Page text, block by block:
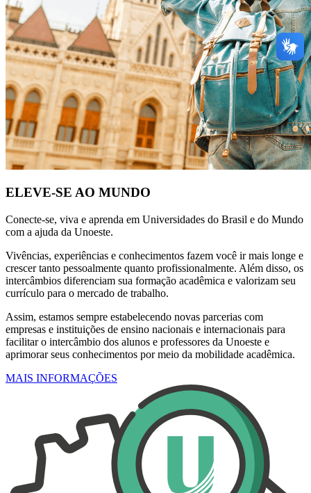
ELEVE-SE AO MUNDO
Conecte-se, viva e aprenda em Universidades do Brasil e do Mundo
com a ajuda da Unoeste.
Vivências, experiências e conhecimentos fazem você ir mais longe e
crescer tanto pessoalmente quanto profissionalmente. Além disso, os
intercâmbios diferenciam sua formação acadêmica e valorizam seu
currículo para o mercado de trabalho.
Assim, estamos sempre estabelecendo novas parcerias com
empresas e instituições de ensino nacionais e internacionais para
facilitar o intercâmbio dos alunos e professores da Unoeste e
aprimorar seus conhecimentos por meio da mobilidade acadêmica.
MAIS INFORMAÇÕES